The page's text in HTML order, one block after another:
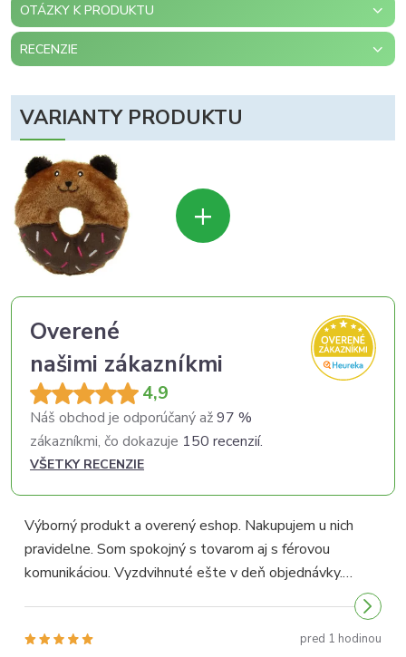
OTÁZKY K PRODUKTU
RECENZIE
VARIANTY PRODUKTU
+
Overené
našimi zákazníkmi
4,9
Náš obchod je odporúčaný až97 %
zákazníkmi, čo dokazuje 150 recenzií.
VŠETKY RECENZIE
Výborný produkt a overený eshop. Nakupujem u nich
pravidelne. Som spokojný s tovarom aj s férovou
komunikáciou. Vyzdvihnuté ešte v deň objednávky.
pred 1 hodinou